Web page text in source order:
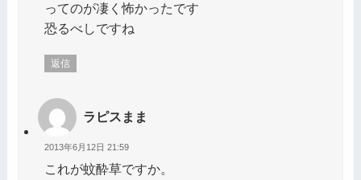
ってのが凄く怖かったです
恐るべしですね
返信
ラピスまま
2013年6月12日 21:59
これが蚊酔草ですか。